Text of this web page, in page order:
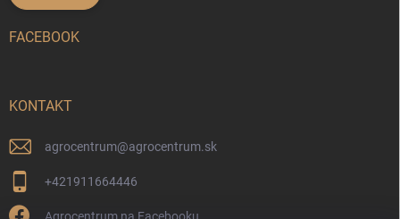
FACEBOOK
KONTAKT
agrocentrum@agrocentrum.sk
+421911664446
Agrocentrum na Facebooku